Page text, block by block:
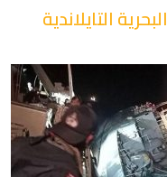
البحرية التايلاندية